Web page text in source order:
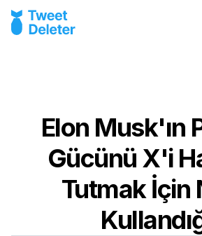
Elon Musk'ın
Gücünü X'i
Tutmak İçin